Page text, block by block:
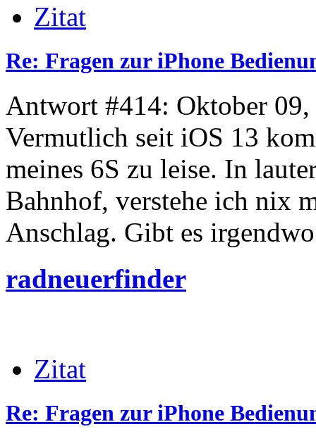
Zitat
Re: Fragen zur iPhone
Antwort #414: Oktober
Vermutlich seit iOS 13
meines 6S zu leise. In
Bahnhof, verstehe ich nix
Anschlag. Gibt es
radneuerfinder
Zitat
Re: Fragen zur iPhone